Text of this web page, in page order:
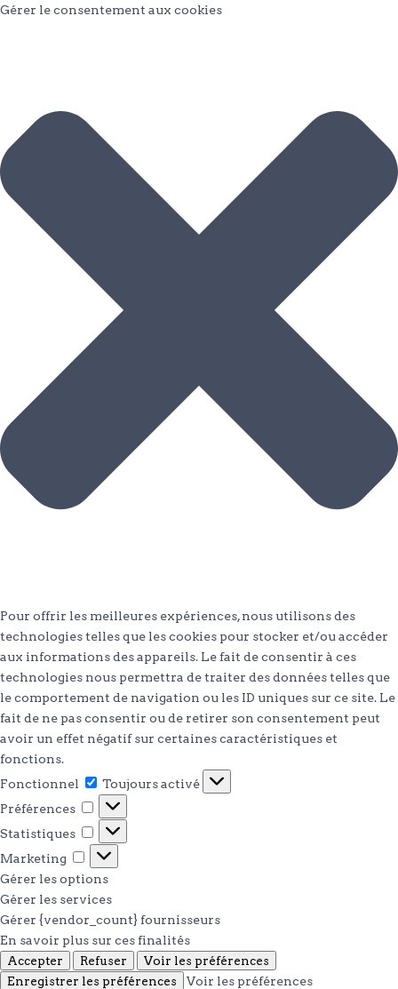
Gérer le consentement aux cookies
Pour offrir les meilleures expériences, nous utilisons des
technologies telles que les cookies pour stocker et/ou accéder
aux informations des appareils. Le fait de consentir à ces
technologies nous permettra de traiter des données telles que
le comportement de navigation ou les ID uniques sur ce site. Le
fait de ne pas consentir ou de retirer son consentement peut
avoir un effet négatif sur certaines caractéristiques et
fonctions.
Fonctionnel
Fonctionnel
Toujours activé
Préférences
Préférences
Statistiques Statistiques
Marketing
Marketing
Gérer les options
Gérer les services
Gérer {vendor_count} fournisseurs
En savoir plus sur ces finalités
Accepter
Refuser
Voir les préférences
Enregistrer les préférences
Voir les préférences